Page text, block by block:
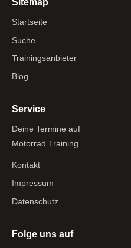
Sitemap
Startseite
Suche
Trainingsanbieter
Blog
Service
Deine Termine auf
Motorrad.Training
Kontakt
Impressum
Datenschutz
Folge uns auf